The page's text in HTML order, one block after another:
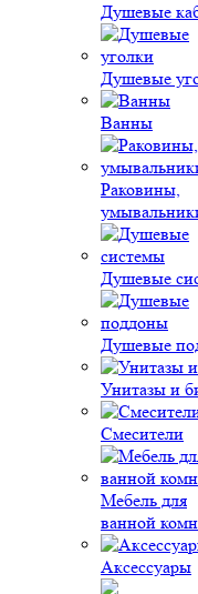
Душевые
Душевые
Ванны
Раковины,
Душевые
Душевые
Унитазы и
Смесители
Мебель для
ванной
Аксессуары